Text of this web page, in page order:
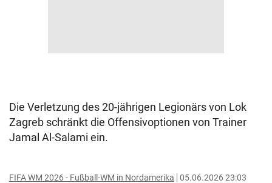
Die Verletzung des 20-jährigen Legionärs von Lok
Zagreb schränkt die Offensivoptionen von Trainer
Jamal Al-Salami ein.
FIFA WM 2026 - Fußball-WM in Nordamerika 05.06.2026 23:03